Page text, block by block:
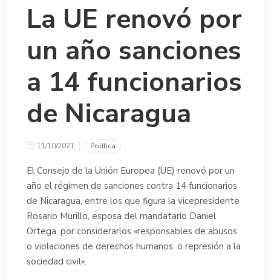
La UE renovó por
un año sanciones
a 14 funcionarios
de Nicaragua
11/10/2021 Política
El Consejo de la Unión Europea (UE) renovó por un
año el régimen de sanciones contra 14 funcionarios
de Nicaragua, entre los que figura la vicepresidente
Rosario Murillo, esposa del mandatario Daniel
Ortega, por considerarlos «responsables de abusos
o violaciones de derechos humanos, o represión a la
sociedad civil».